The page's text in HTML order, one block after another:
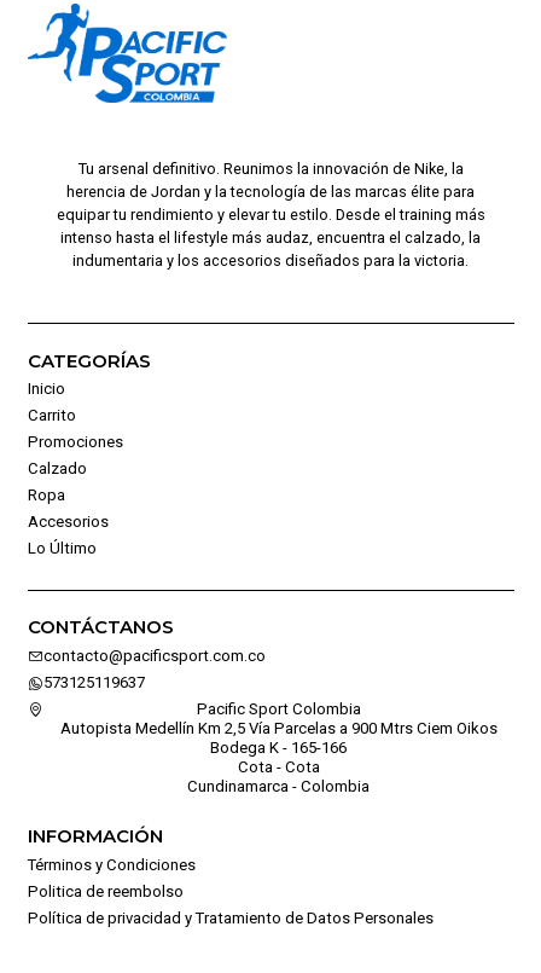
Tu arsenal definitivo. Reunimos la innovación de Nike, la
herencia de Jordan y la tecnología de las marcas élite para
equipar tu rendimiento y elevar tu estilo. Desde el training más
intenso hasta el lifestyle más audaz, encuentra el calzado, la
indumentaria y los accesorios diseñados para la victoria.
CATEGORÍAS
Inicio
Carrito
Promociones
Calzado
Ropa
Accesorios
Lo Último
CONTÁCTANOS
contacto@pacificsport.com.co
573125119637
Pacific Sport Colombia
Autopista Medellín Km 2,5 Vía Parcelas a 900 Mtrs Ciem Oikos
Bodega K - 165-166
Cota - Cota
Cundinamarca - Colombia
INFORMACIÓN
Términos y Condiciones
Politica de reembolso
Política de privacidad y Tratamiento de Datos Personales